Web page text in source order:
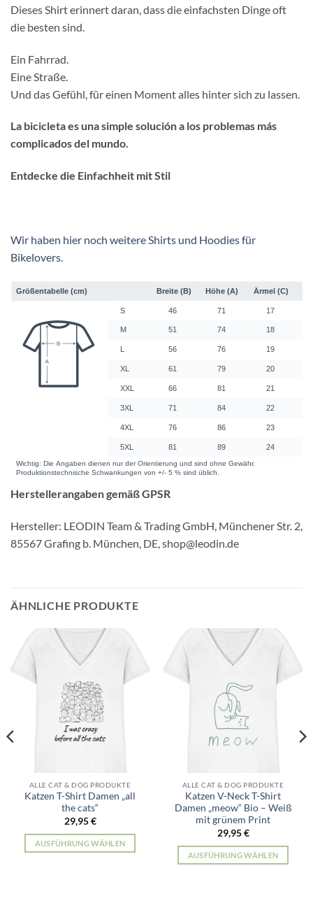
Dieses Shirt erinnert daran, dass die einfachsten Dinge oft
die besten sind.
Ein Fahrrad.
Eine Straße.
Und das Gefühl, für einen Moment alles hinter sich zu lassen.
La bicicleta es una simple solución a los problemas más
complicados del mundo.
Entdecke die Einfachheit mit Stil
Wir haben hier noch weitere Shirts und Hoodies für
Bikelovers.
Herstellerangaben gemäß GPSR
Hersteller: LEODIN Team & Trading GmbH, Münchener Str. 2,
85567 Grafing b. München, DE, shop@leodin.de
ÄHNLICHE PRODUKTE
ALLE CAT & DOG PRODUKTE
Katzen T-Shirt Damen „all
the cats“
29,95€
AUSFÜHRUNG WÄHLEN
ALLE CAT & DOG PRODUKTE
Katzen V-Neck T-Shirt
Damen „meow“ Bio – Weiß
mit grünem Print
29,95€
AUSFÜHRUNG WÄHLEN